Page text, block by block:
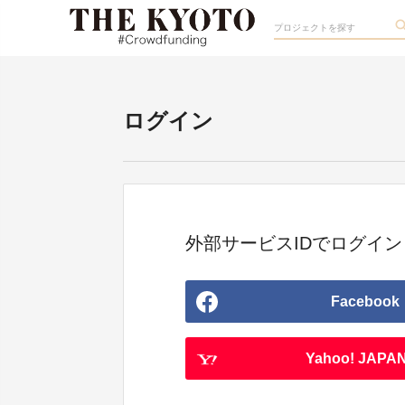
ログイン
外部サービスIDでログイン
Facebook
Yahoo!